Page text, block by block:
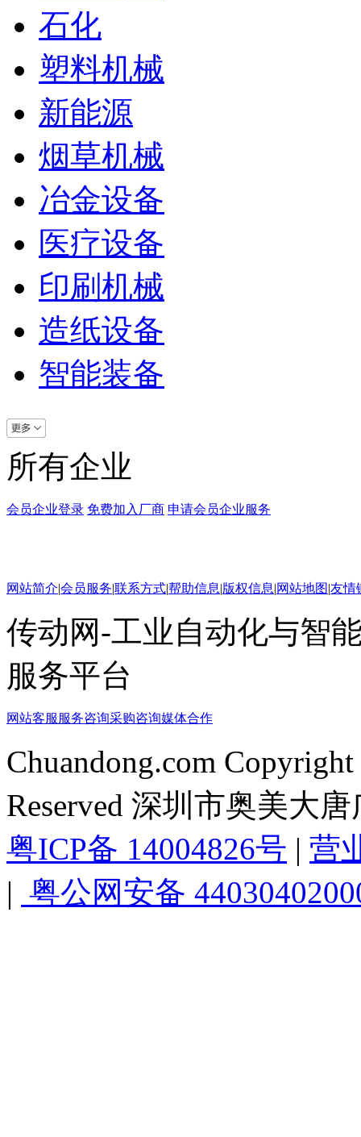
石化
塑料机械
新能源
烟草机械
冶金设备
医疗设备
印刷机械
造纸设备
智能装备
所有企业
会员企业登录 免费加入厂商 申请会员企业服务
网站简介|会员服务|联系方式|帮助信息|版权信息|网站地图|友情
传动网-工业自动化与智
服务平台
网站客服 服务咨询采购咨询媒体合作
Chuandong.com
Reserved 深圳市奥美大
粤ICP备 14004826号 | 营
| 粤公网安备